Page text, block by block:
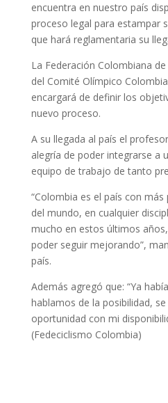
encuentra en nuestro país
proceso legal para estampar
que hará reglamentaria su
La Federación Colombiana
del Comité Olímpico
encargará de definir los
nuevo proceso.
A su llegada al país el
alegría de poder integrarse a
equipo de trabajo de tanto
“Colombia es el país con
del mundo, en cualquier
mucho en estos últimos
poder seguir mejorando”,
país.
Además agregó que: “Ya
hablamos de la posibilidad,
oportunidad con mi
(Fedeciclismo Colombia)